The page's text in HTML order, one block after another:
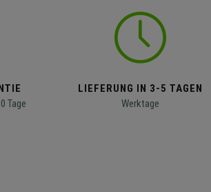
Tage
LIEFERUNG IN 3-5 TAGEN
Werktage